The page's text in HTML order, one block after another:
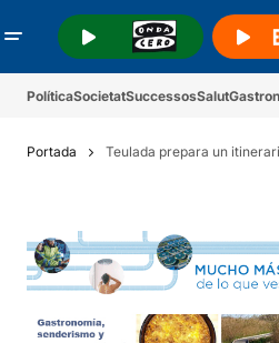
PolíticaSocietatSuccessosSalut
Portada Teulada prepara un